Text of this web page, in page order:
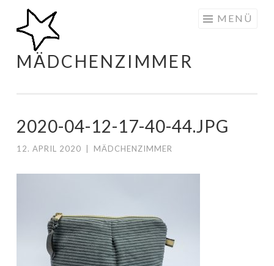
Zum
Inhalt
springen
MÄDCHENZIMMER
MENÜ
2020-04-12-17-40-44.JPG
12. APRIL 2020 MÄDCHENZIMMER